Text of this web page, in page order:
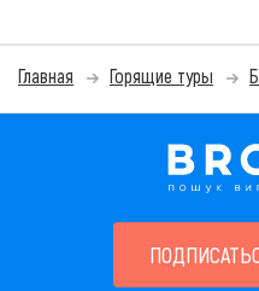
Главная Горящие туры